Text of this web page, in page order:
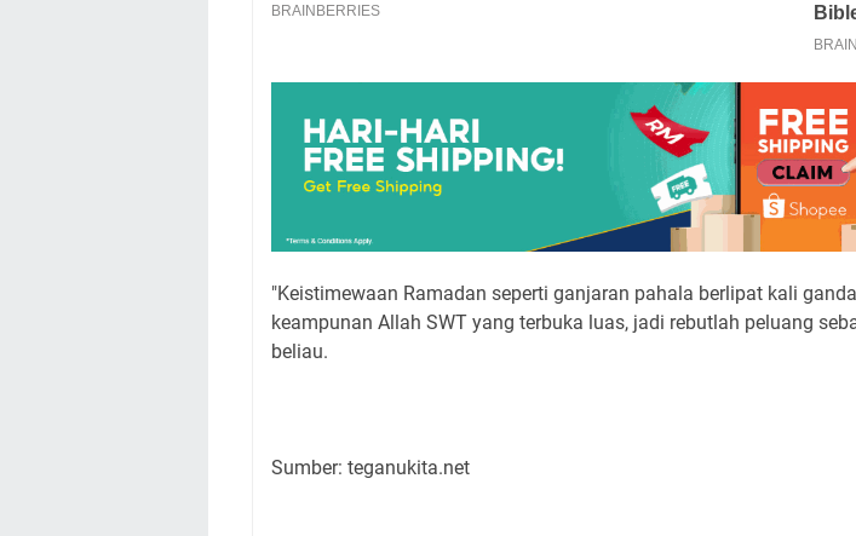
"Keistimewaan Ramadan seperti ganjaran pahala berlipat kali
keampunan Allah SWT yang terbuka luas, jadi rebutlah peluang
beliau.
Sumber: teganukita.net